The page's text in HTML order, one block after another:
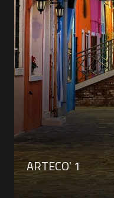
ARTECO' 1